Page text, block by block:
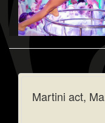
Martini act,